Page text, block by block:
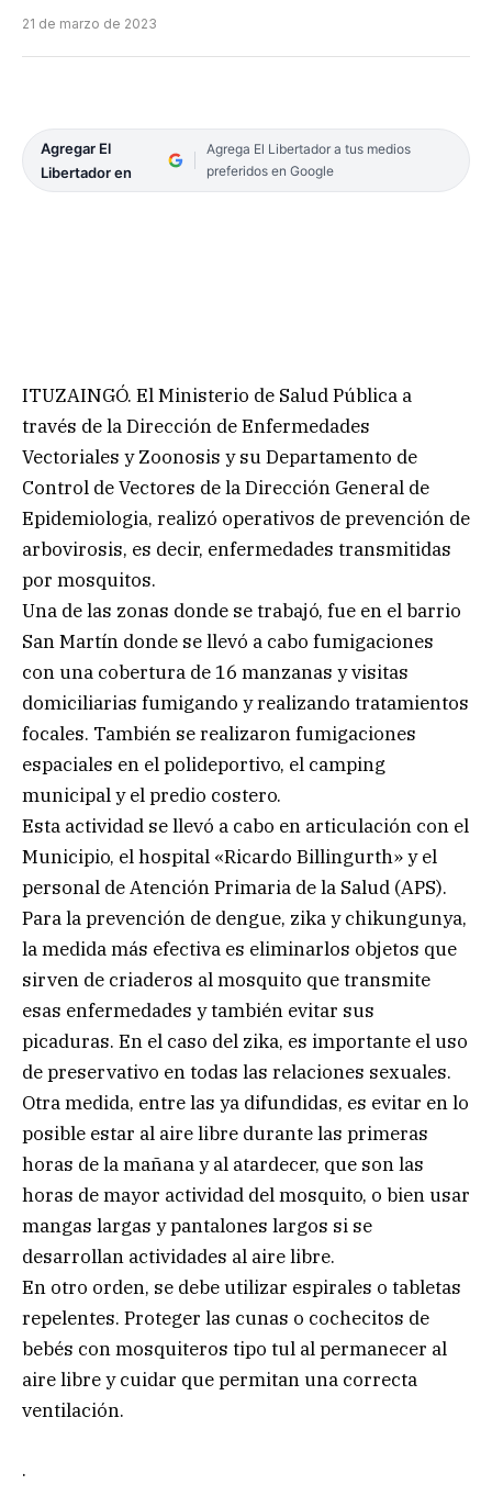
21 de marzo de 2023
Agregar El
Libertador en
Agrega El Libertador a tus medios
preferidos en Google
ITUZAINGÓ. El Ministerio de Salud Pública a
través de la Dirección de Enfermedades
Vectoriales y Zoonosis y su Departamento de
Control de Vectores de la Dirección General de
Epidemiologia, realizó operativos de prevención de
arbovirosis, es decir, enfermedades transmitidas
por mosquitos.
Una de las zonas donde se trabajó, fue en el barrio
San Martín donde se llevó a cabo fumigaciones
con una cobertura de 16 manzanas y visitas
domiciliarias fumigando y realizando tratamientos
focales. También se realizaron fumigaciones
espaciales en el polideportivo, el camping
municipal y el predio costero.
Esta actividad se llevó a cabo en articulación con el
Municipio, el hospital «Ricardo Billingurth» y el
personal de Atención Primaria de la Salud (APS).
Para la prevención de dengue, zika y chikungunya,
la medida más efectiva es eliminarlos objetos que
sirven de criaderos al mosquito que transmite
esas enfermedades y también evitar sus
picaduras. En el caso del zika, es importante el uso
de preservativo en todas las relaciones sexuales.
Otra medida, entre las ya difundidas, es evitar en lo
posible estar al aire libre durante las primeras
horas de la mañana y al atardecer, que son las
horas de mayor actividad del mosquito, o bien usar
mangas largas y pantalones largos si se
desarrollan actividades al aire libre.
En otro orden, se debe utilizar espirales o tabletas
repelentes. Proteger las cunas o cochecitos de
bebés con mosquiteros tipo tul al permanecer al
aire libre y cuidar que permitan una correcta
ventilación.
.